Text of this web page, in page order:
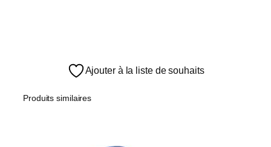
Ajouter à la liste de souhaits
Produits similaires